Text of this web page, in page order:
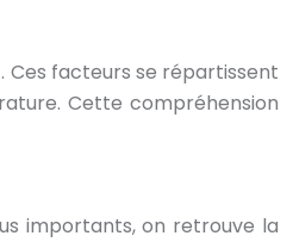
Ces facteurs se répartissent
Cette compréhension
importants, on retrouve la